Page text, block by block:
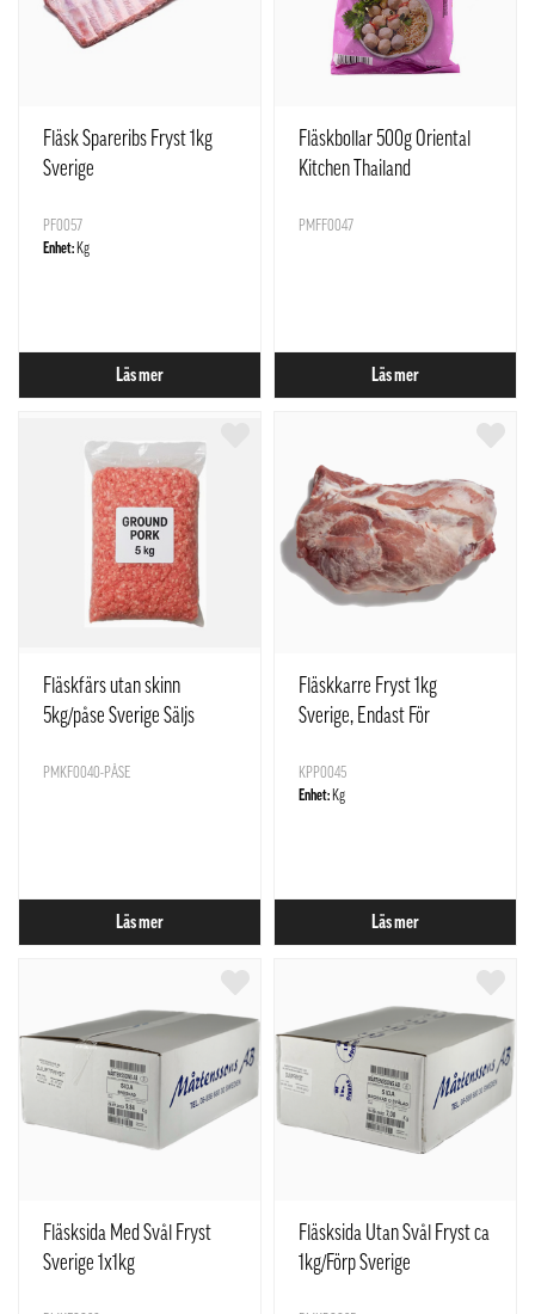
Fläsk Spareribs Fryst 1kg
Sverige
PF0057
Enhet: Kg
Läs mer
Fläskbollar 500g Oriental
Kitchen Thailand
PMFF0047
Läs mer
Fläskfärs utan skinn
5kg/påse Sverige Säljs
PMKF0040-PÅSE
Läs mer
Fläskkarre Fryst 1kg
Sverige, Endast För
KPP0045
Enhet: Kg
Läs mer
Fläsksida Med Svål Fryst
Sverige 1x1kg
Fläsksida Utan Svål Fryst ca
1kg/Förp Sverige